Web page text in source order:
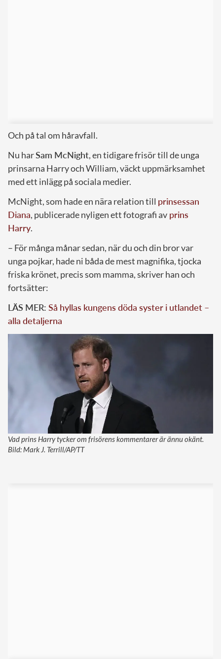
Och på tal om håravfall.
Nu harSam McNight, en tidigare frisör till de unga
prinsarna Harry och William, väckt uppmärksamhet
med ett inlägg på sociala medier.
McNight, som hade en nära relation till prinsessan
Diana, publicerade nyligen ett fotografi av prins
Harry.
– För många månar sedan, när du och din bror var
unga pojkar, hade ni båda de mest magnifika, tjocka
friska krönet, precis som mamma, skriver han och
fortsätter:
LÄS MER: Så hyllas kungens döda syster i utlandet –
alla detaljerna
Vad prins Harry tycker om frisörens kommentarer är ännu okänt.
Bild: Mark J. Terrill/AP/TT